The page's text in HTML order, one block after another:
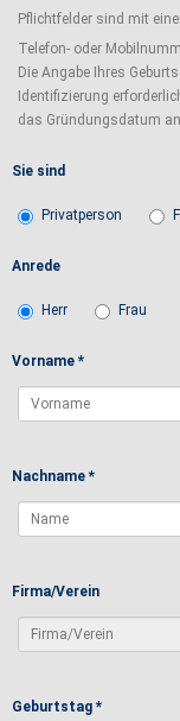
Pflichtfelder sind mit
Telefon- oder
Die Angabe Ihres
Identifizierung
das Gründungsdatum
Sie sind
Privatperson
Anrede
Herr Frau
Vorname *
Nachname *
Firma/Verein
Geburtstag *